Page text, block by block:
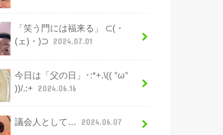
「笑う門には福来る」 ⊂(・
(ェ)・)⊃
2024.07.01
今日は「父の日」･:*+.\(( °ω°
))/.:+
2024.06.16
議会人として… 2024.06.07